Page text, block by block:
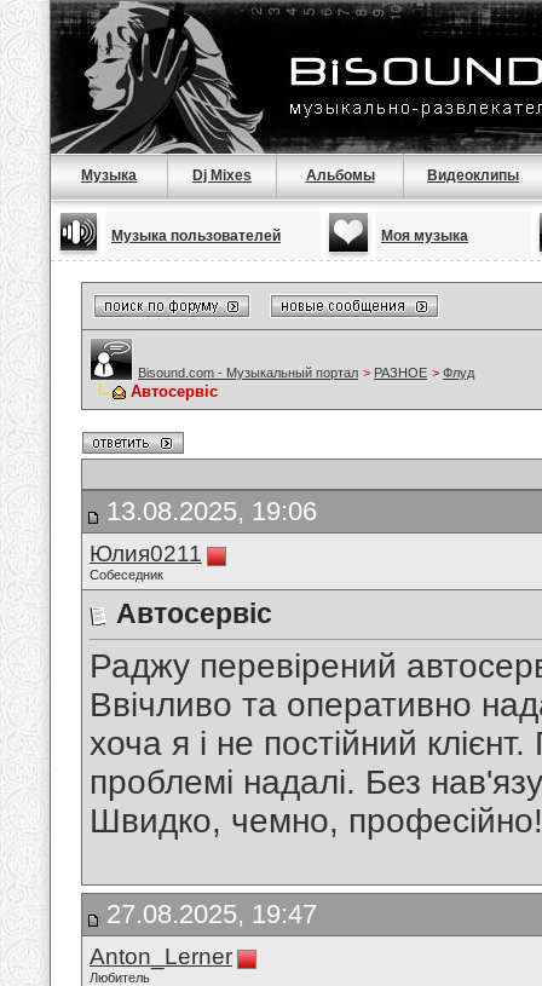
Музыка Dj Mixes Альбомы Видеоклипы
Музыка пользователей Моя музыка
Bisound.com - Музыкальный портал > РАЗНОЕ > Флуд
Автосервіс
13.08.2025, 19:06
Юлия0211
Собеседник
Автосервіс
Раджу перевірений
Ввічливо та оперативно
хоча я і не постійний
проблемі надалі. Без
Швидко, чемно, професійно!
27.08.2025, 19:47
Anton_Lerner
Любитель